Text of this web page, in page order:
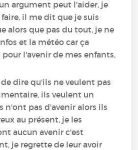
argument peut l'aider, je
il me dit que je suis
alors que pas du tout, je ne
et la météo car ça
pour l'avenir de mes enfants,
dire qu'ils ne veulent pas
ils veulent un
n'ont pas d'avenir alors ils
au présent, je les
aucun avenir c'est
je regrette de leur avoir